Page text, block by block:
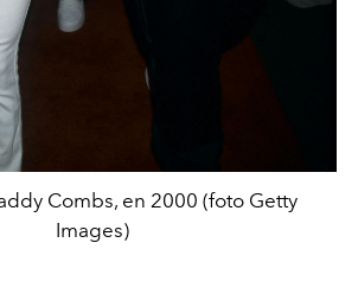
Combs, en 2000 (foto Getty
Images)